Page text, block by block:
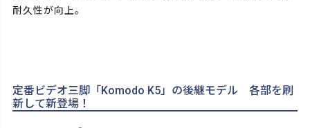
耐久性が向上。
定番ビデオ三脚「Komodo K5」の後継モデル 各部を刷
新して新登場！